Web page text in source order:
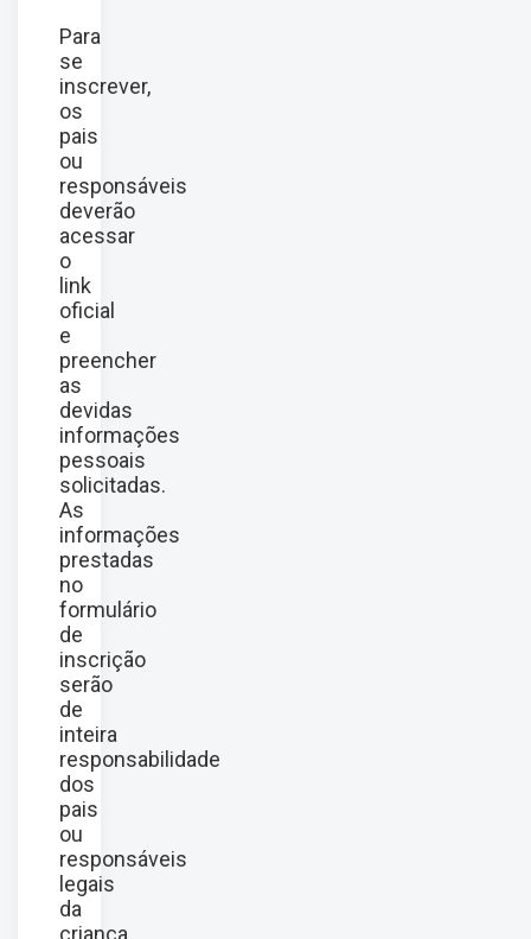
Para
se
inscrever,
os
pais
ou
responsáveis
deverão
acessar
o
link
oficial
e
preencher
as
devidas
informações
pessoais
solicitadas.
As
informações
prestadas
no
formulário
de
inscrição
serão
de
inteira
responsabilidade
dos
pais
ou
responsáveis
legais
da
criança